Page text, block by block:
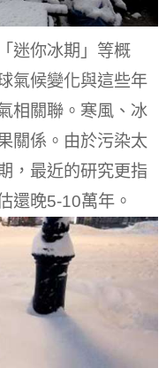
迷你冰期」等概
氣候變化與這些年
相關聯。寒風、冰
關係。由於污染太
，最近的研究更指
還晚5-10萬年。